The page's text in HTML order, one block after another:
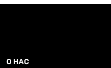
О НАС